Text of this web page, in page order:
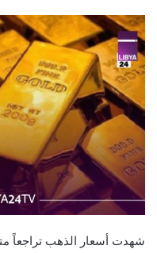
شهدت أسعار الذهب تراجعاً